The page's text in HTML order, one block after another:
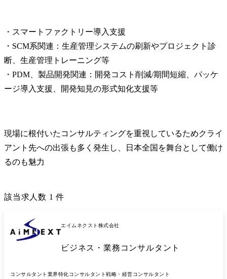
・スマートファクトリー導入支援
・SCM系関連：生産管理システムの刷新やプロジェクト診
断、生産管理トレーニング等
・PDM、製品開発関連：開発コスト削減/期間短縮、パッケ
ージ導入支援、開発知見の形式知化支援等
現場に根付いたコンサルティングを重視しているためクライ
アント先への出張も多く発生し、日本全国を舞台として働け
るのも魅力
該当求人数 1 件
エイムネクスト株式会社
ビジネス・業務コンサルタント
コンサルタント 業界特化コンサルタント戦略・経営コンサルタント